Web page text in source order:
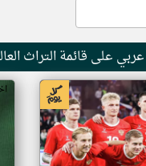
على قائمة التراث